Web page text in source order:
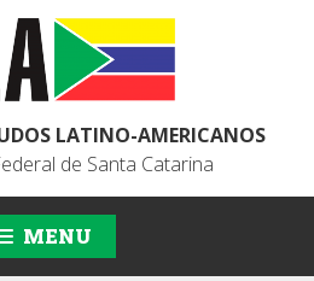
LATINO-AMERICANOS
de Santa Catarina
MENU